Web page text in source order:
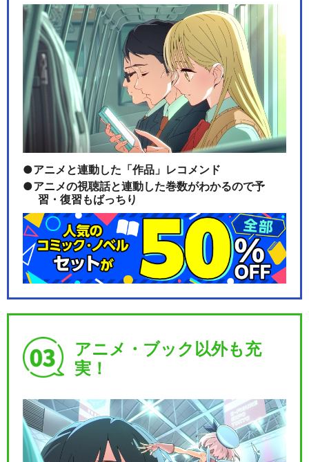
新テニスの王子様 氷帝vs立海
Game of…
閉じる
アニメと連動した「作品」レコメンド
アニメの視聴話と連動した巻数がわかるので予
習・復習もばっちり
アニメ・ブック以外も充
実！